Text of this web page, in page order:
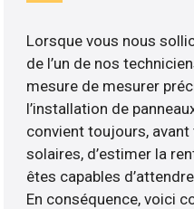
Lorsque vous nous
de l’un de nos
mesure de mesurer
l’installation de
convient toujours,
solaires, d’estimer la
êtes capables
En conséquence, voici